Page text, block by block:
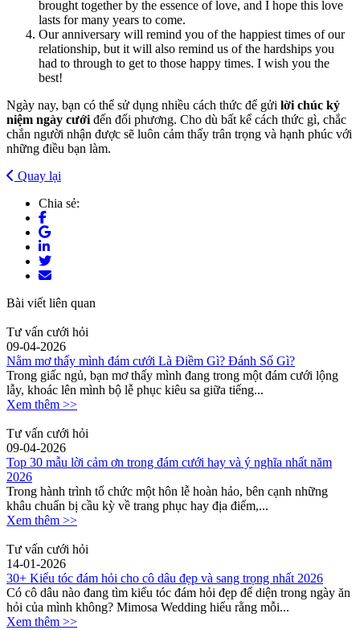
brought together by the essence of love, and I hope this love
lasts for many years to come.
Our anniversary will remind you of the happiest times of our
relationship, but it will also remind us of the hardships you
had to through to get to those happy times. I wish you the
best!
Ngày nay, bạn có thể sử dụng nhiều cách thức để gửi lời chúc kỷ
niệm ngày cướiđến đối phương. Cho dù bất kể cách thức gì, chắc
chắn người nhận được sẽ luôn cảm thấy trân trọng và hạnh phúc với
những điều bạn làm.
Quay lại
Chia sẻ:
Bài viết liên quan
Tư vấn cưới hỏi
09-04-2026
Nằm mơ thấy mình đám cưới Là Điềm Gì? Đánh Số Gì?
Trong giấc ngủ, bạn mơ thấy mình đang trong một đám cưới lộng
lẫy, khoác lên mình bộ lễ phục kiêu sa giữa tiếng...
Xem thêm >>
Tư vấn cưới hỏi
09-04-2026
Top 30 mẫu lời cảm ơn trong đám cưới hay và ý nghĩa nhất năm
2026
Trong hành trình tổ chức một hôn lễ hoàn hảo, bên cạnh những
khâu chuẩn bị cầu kỳ về trang phục hay địa điểm,...
Xem thêm >>
Tư vấn cưới hỏi
14-01-2026
30+ Kiểu tóc đám hỏi cho cô dâu đẹp và sang trọng nhất 2026
Có cô dâu nào đang tìm kiểu tóc đám hỏi đẹp để diện trong ngày ăn
hỏi của mình không? Mimosa Wedding hiểu rằng mỗi...
Xem thêm >>